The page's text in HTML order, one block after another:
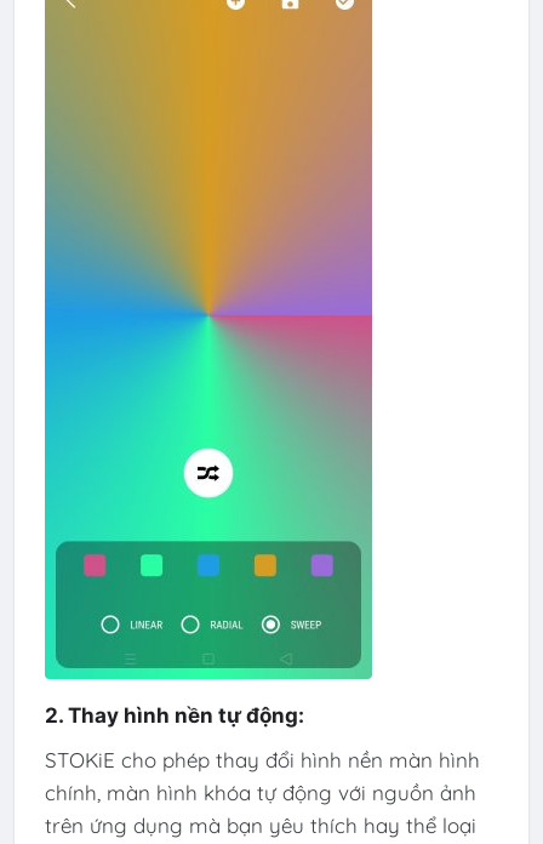
2. Thay hình nền tự động:
STOKiE cho phép thay đổi hình nền màn hình
chính, màn hình khóa tự động với nguồn ảnh
trên ứng dụng mà bạn yêu thích hay thể loại